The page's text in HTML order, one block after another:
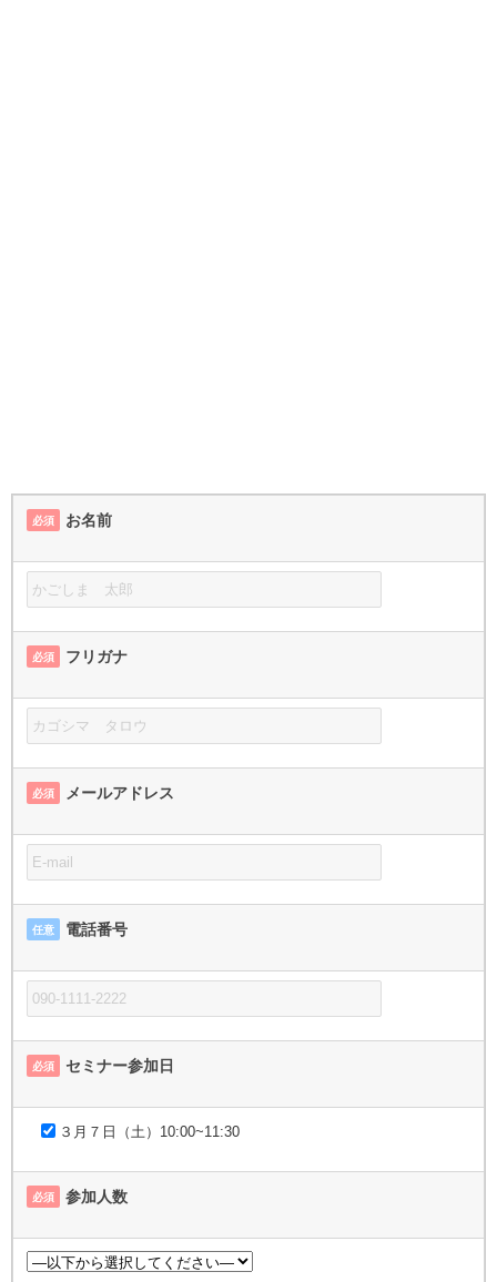
必須 お名前
必須 フリガナ
必須 メールアドレス
任意 電話番号
必須 セミナー参加日
３月７日（土）10:00~11:30
必須 参加人数